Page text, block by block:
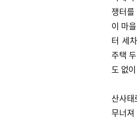
쟁터
이 마
터 세
주택
도 없
산사
무너